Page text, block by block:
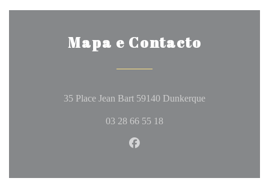
Mapa e Contacto
35 Place Jean Bart 59140 Dunkerque((abre numa
03 28 66 55 18
Facebook ((abre numa nova